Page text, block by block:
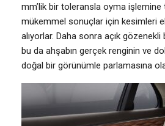
mm’lik bir toleransla oyma işlemine
mükemmel sonuçlar için kesimleri
alıyorlar. Daha sonra açık gözenekli
bu da ahşabın gerçek renginin ve
doğal bir görünümle parlamasına